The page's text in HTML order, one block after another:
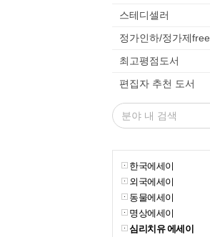
스테디셀러
정가인하/정가제free
최고평점도서
편집자 추천 도서
한국에세이
외국에세이
동물에세이
명상에세이
심리치유 에세이